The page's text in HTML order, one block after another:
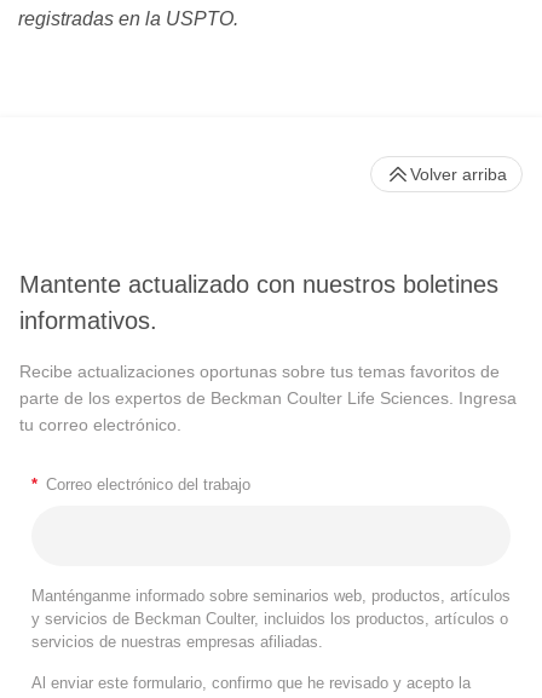
registradas en la USPTO.
Mantente actualizado con nuestros boletines
informativos.
Recibe actualizaciones oportunas sobre tus temas favoritos de
parte de los expertos de Beckman Coulter Life Sciences. Ingresa
tu correo electrónico.
* Correo electrónico del trabajo
Manténganme informado sobre seminarios web, productos, artículos
y servicios de Beckman Coulter, incluidos los productos, artículos o
servicios de nuestras empresas afiliadas.
Al enviar este formulario, confirmo que he revisado y acepto la
Volver arriba